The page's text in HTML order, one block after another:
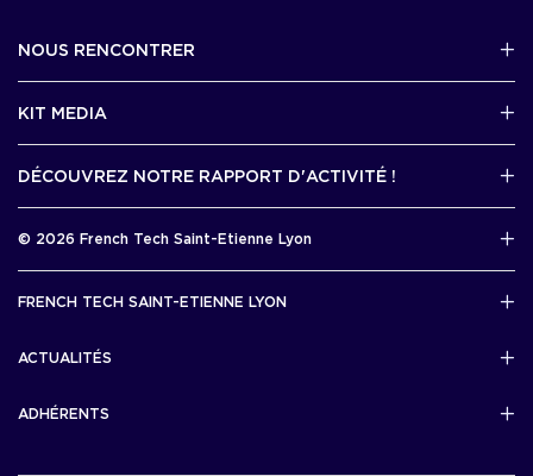
NOUS RENCONTRER
KIT MEDIA
DÉCOUVREZ NOTRE RAPPORT D'ACTIVITÉ !
© 2026 French Tech Saint-Etienne Lyon
Politique de confidentialité
Développement 69pixl
FRENCH TECH SAINT-ETIENNE LYON
ACTUALITÉS
ADHÉRENTS